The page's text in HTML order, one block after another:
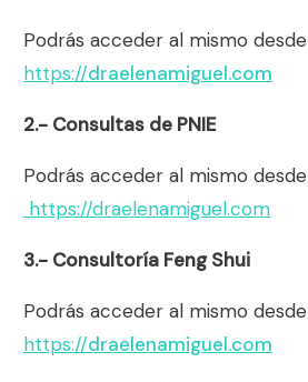
Podrás acceder al mismo desde
https://draelenamiguel.com
2.- Consultas de PNIE
Podrás acceder al mismo desde
https://draelenamiguel.com
3.- Consultoría Feng Shui
Podrás acceder al mismo desde
https://draelenamiguel.com